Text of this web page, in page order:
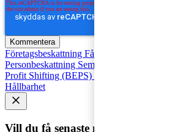
Företagsbeskattning Fåmansföretag
Personbeskattning Seminarier och utbildningar
Profit Shifting (BEPS)
Hållbarhet
Vill du få senaste nytt i inkorgen?